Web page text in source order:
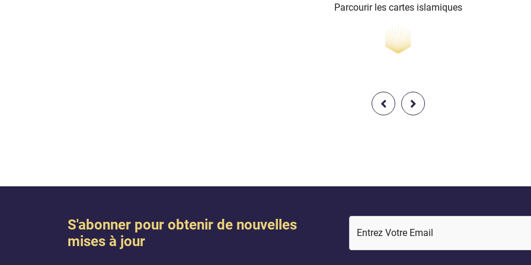
Parcourir les cartes islamiques
S'abonner pour obtenir de nouvelles
mises à jour
Entrez Votre Email